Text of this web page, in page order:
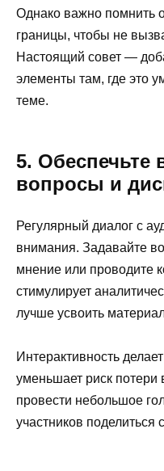
Однако важно помнить
границы, чтобы не
Настоящий совет —
элементы там, где это
теме.
5. Обеспечьте
вопросы и
Регулярный диалог с
внимания. Задавайте
мнение или проводите
стимулирует
лучше усвоить
Интерактивность
уменьшает риск
провести небольшое
участников поделиться